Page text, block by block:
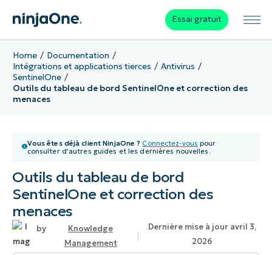
Essai gratuit
Home
Documentation
Intégrations et applications tierces
Antivirus
SentinelOne
Outils du tableau de bord SentinelOne et correction des
menaces
Vous êtes déjà client NinjaOne ? Connectez-vous pour
consulter d'autres guides et les dernières nouvelles.
Outils du tableau de bord
SentinelOne et correction des
menaces
Knowledge
Management
Dernière mise à jour avril 3,
2026